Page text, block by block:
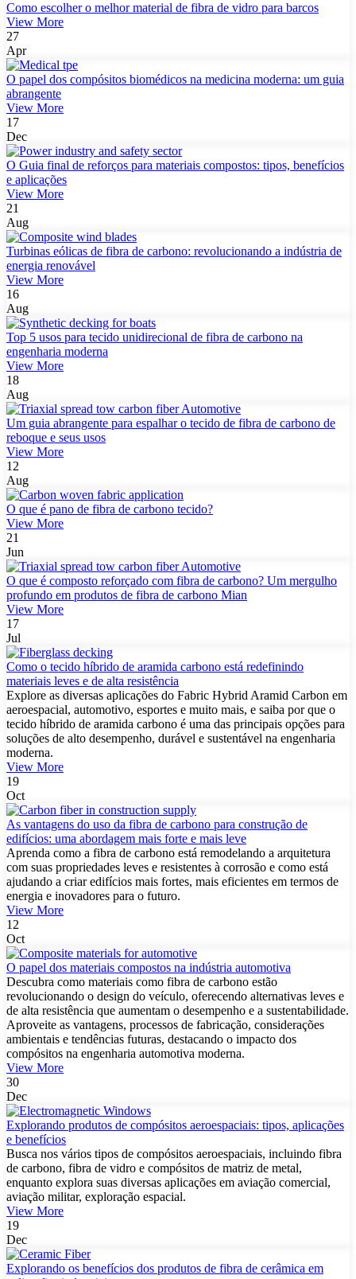
Como escolher o melhor material de fibra de vidro para barcos
View More
27
Apr
O papel dos compósitos biomédicos na medicina moderna: um guia
abrangente
View More
17
Dec
O Guia final de reforços para materiais compostos: tipos, benefícios
e aplicações
View More
21
Aug
Turbinas eólicas de fibra de carbono: revolucionando a indústria de
energia renovável
View More
16
Aug
Top 5 usos para tecido unidirecional de fibra de carbono na
engenharia moderna
View More
18
Aug
Um guia abrangente para espalhar o tecido de fibra de carbono de
reboque e seus usos
View More
12
Aug
O que é pano de fibra de carbono tecido?
View More
21
Jun
O que é composto reforçado com fibra de carbono? Um mergulho
profundo em produtos de fibra de carbono Mian
View More
17
Jul
Como o tecido híbrido de aramida carbono está redefinindo
materiais leves e de alta resistência
Explore as diversas aplicações do Fabric Hybrid Aramid Carbon em
aeroespacial, automotivo, esportes e muito mais, e saiba por que o
tecido híbrido de aramida carbono é uma das principais opções para
soluções de alto desempenho, durável e sustentável na engenharia
moderna.
View More
19
Oct
As vantagens do uso da fibra de carbono para construção de
edifícios: uma abordagem mais forte e mais leve
Aprenda como a fibra de carbono está remodelando a arquitetura
com suas propriedades leves e resistentes à corrosão e como está
ajudando a criar edifícios mais fortes, mais eficientes em termos de
energia e inovadores para o futuro.
View More
12
Oct
O papel dos materiais compostos na indústria automotiva
Descubra como materiais como fibra de carbono estão
revolucionando o design do veículo, oferecendo alternativas leves e
de alta resistência que aumentam o desempenho e a sustentabilidade.
Aproveite as vantagens, processos de fabricação, considerações
ambientais e tendências futuras, destacando o impacto dos
compósitos na engenharia automotiva moderna.
View More
30
Dec
Explorando produtos de compósitos aeroespaciais: tipos, aplicações
e benefícios
Busca nos vários tipos de compósitos aeroespaciais, incluindo fibra
de carbono, fibra de vidro e compósitos de matriz de metal,
enquanto explora suas diversas aplicações em aviação comercial,
aviação militar, exploração espacial.
View More
19
Dec
Explorando os benefícios dos produtos de fibra de cerâmica em